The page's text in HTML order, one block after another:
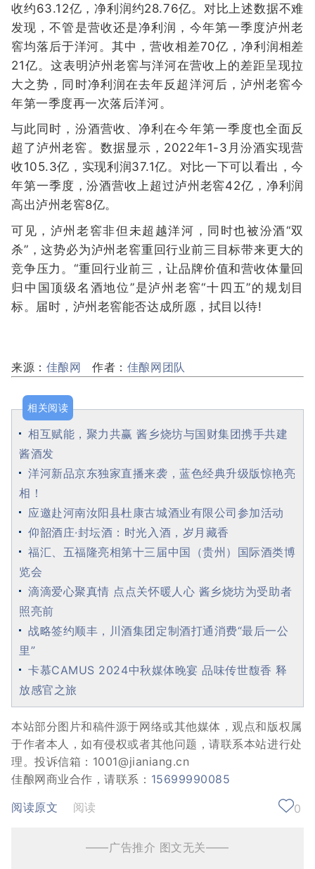
收约63.12亿，净利润约28.76亿。对比上述数据不难
发现，不管是营收还是净利润，今年第一季度泸州老
窖均落后于洋河。其中，营收相差70亿，净利润相差
21亿。这表明泸州老窖与洋河在营收上的差距呈现拉
大之势，同时净利润在去年反超洋河后，泸州老窖今
年第一季度再一次落后洋河。
与此同时，汾酒营收、净利在今年第一季度也全面反
超了泸州老窖。数据显示，2022年1-3月汾酒实现营
收105.3亿，实现利润37.1亿。对比一下可以看出，今
年第一季度，汾酒营收上超过泸州老窖42亿，净利润
高出泸州老窖8亿。
可见，泸州老窖非但未超越洋河，同时也被汾酒“双
杀”，这势必为泸州老窖重回行业前三目标带来更大的
竞争压力。“重回行业前三，让品牌价值和营收体量回
归中国顶级名酒地位”是泸州老窖“十四五”的规划目
标。届时，泸州老窖能否达成所愿，拭目以待!
来源： 佳酿网 作者： 佳酿网团队
相关阅读
相互赋能，聚力共赢 酱乡烧坊与国财集团携手共建
酱酒发
洋河新品京东独家直播来袭，蓝色经典升级版惊艳亮
相！
应邀赴河南汝阳县杜康古城酒业有限公司参加活动
仰韶酒庄·封坛酒：时光入酒，岁月藏香
福汇、五福隆亮相第十三届中国（贵州）国际酒类博
览会
滴滴爱心聚真情 点点关怀暖人心 酱乡烧坊为受助者
照亮前
战略签约顺丰，川酒集团定制酒打通消费“最后一公
里”
卡慕CAMUS 2024中秋媒体晚宴 品味传世馥香 释
放感官之旅
本站部分图片和稿件源于网络或其他媒体，观点和版权属
于作者本人，如有侵权或者其他问题，请联系本站进行处
理。投诉信箱：1001@jianiang.cn
佳酿网商业合作，请联系： 15699990085
阅读原文
阅读 0
——广告推介 图文无关——